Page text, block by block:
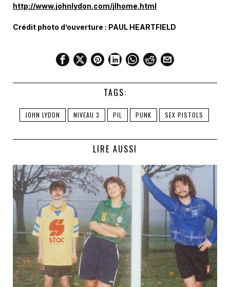
http://www.johnlydon.com/jlhome.html
Crédit photo d’ouverture : PAUL HEARTFIELD
TAGS:
JOHN LYDON NIVEAU 3 PIL PUNK SEX PISTOLS
LIRE AUSSI